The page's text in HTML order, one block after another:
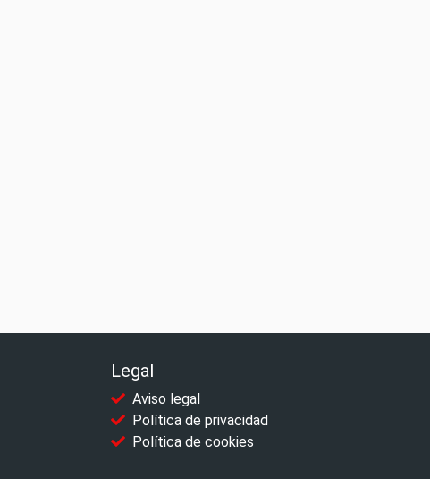
Legal
Aviso legal
Política de privacidad
Política de cookies